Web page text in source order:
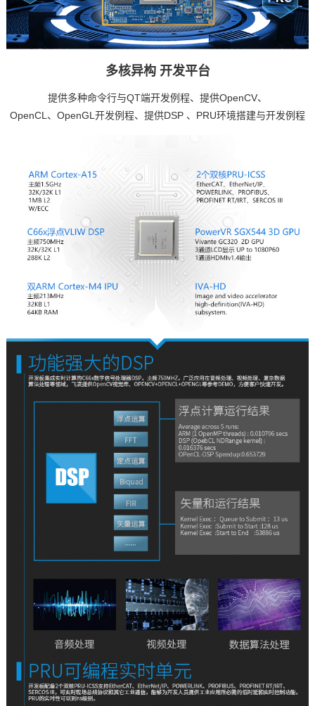
多核异构开发平台
提供多种命令行与QT端开发例程、提供OpenCV、
OpenCL、OpenGL开发例程、提供DSP 、PRU环境搭建与开发例程